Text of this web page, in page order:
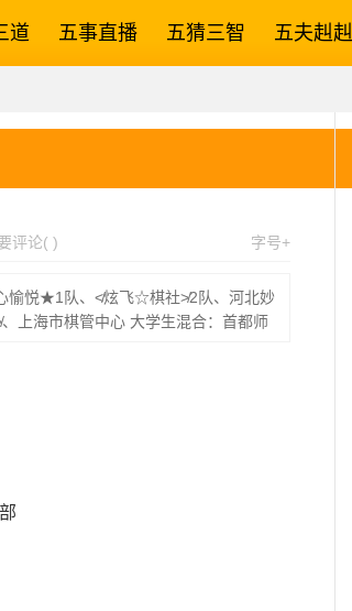
道 五事直播 五猜三智 五夫赳赳
字号+
评论( )
愉悦★1队、≮炫飞☆棋社≯2队、河北妙
上海市棋管中心 大学生混合：首都师